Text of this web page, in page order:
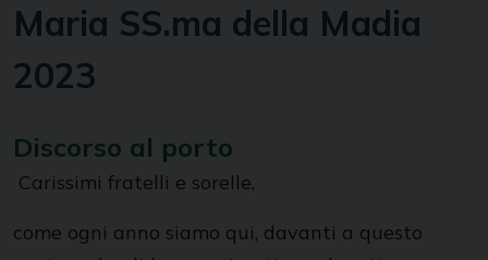
Maria SS.ma della Madia
2023
Discorso al porto
Carissimi fratelli e sorelle,
come ogni anno siamo qui, davanti a questo